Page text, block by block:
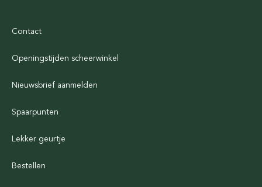
Contact
Openingstijden scheerwinkel
Nieuwsbrief aanmelden
Spaarpunten
Lekker geurtje
Bestellen